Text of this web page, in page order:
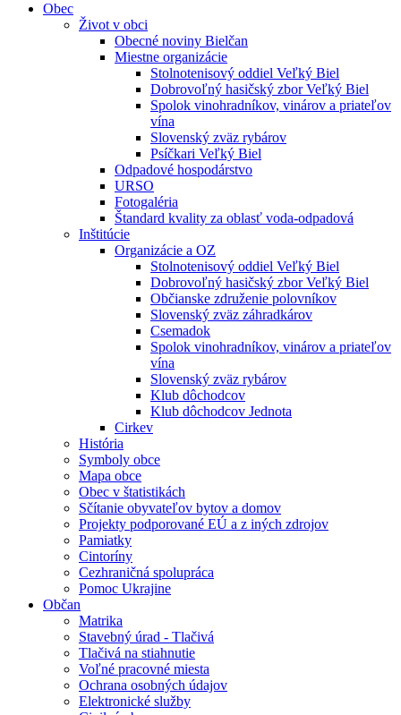
Obec
Život v obci
Obecné noviny Bielčan
Miestne organizácie
Stolnotenisový oddiel Veľký Biel
Dobrovoľný hasičský zbor Veľký Biel
Spolok vinohradníkov, vinárov a priateľov
vína
Slovenský zväz rybárov
Psíčkari Veľký Biel
Odpadové hospodárstvo
URSO
Fotogaléria
Štandard kvality za oblasť voda-odpadová
Inštitúcie
Organizácie a OZ
Stolnotenisový oddiel Veľký Biel
Dobrovoľný hasičský zbor Veľký Biel
Občianske združenie polovníkov
Slovenský zväz záhradkárov
Csemadok
Spolok vinohradníkov, vinárov a priateľov
vína
Slovenský zväz rybárov
Klub dôchodcov
Klub dôchodcov Jednota
Cirkev
História
Symboly obce
Mapa obce
Obec v štatistikách
Sčítanie obyvateľov bytov a domov
Projekty podporované EÚ a z iných zdrojov
Pamiatky
Cintoríny
Cezhraničná spolupráca
Pomoc Ukrajine
Občan
Matrika
Stavebný úrad - Tlačivá
Tlačivá na stiahnutie
Voľné pracovné miesta
Ochrana osobných údajov
Elektronické služby